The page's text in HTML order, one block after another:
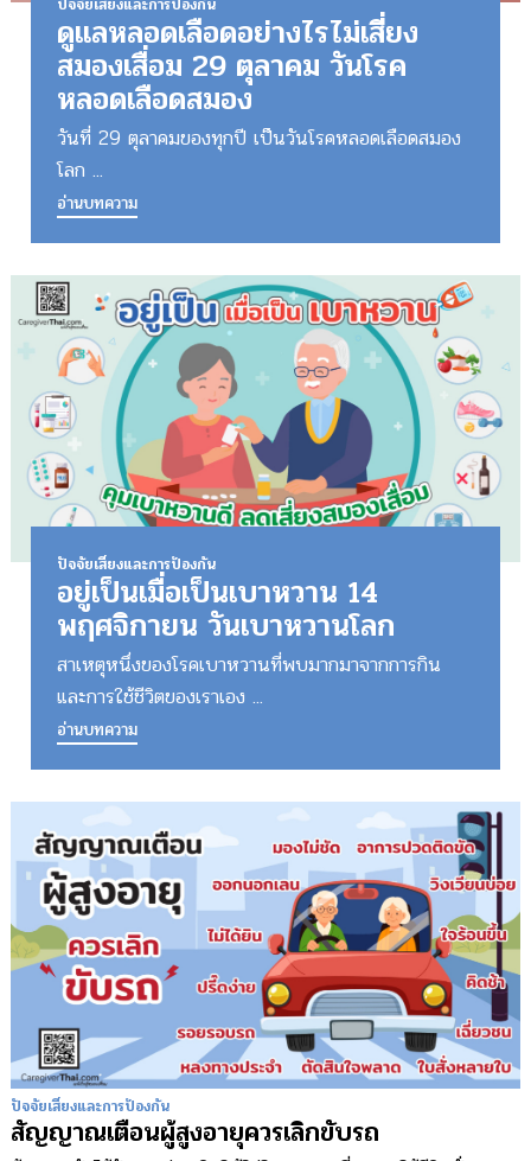
ดูแลหลอดเลือดอย่างไรไม่เสี่ยง
สมองเสื่อม 29 ตุลาคม วันโรค
หลอดเลือดสมอง
วันที่ 29 ตุลาคมของทุกปี เป็นวันโรคหลอดเลือดสมอง
โลก ...
อ่านบทความ
ปัจจัยเสี่ยงและการป้องกัน
อยู่เป็นเมื่อเป็นเบาหวาน 14
พฤศจิกายน วันเบาหวานโลก
สาเหตุหนึ่งของโรคเบาหวานที่พบมากมาจากการกิน
และการใช้ชีวิตของเราเอง ...
อ่านบทความ
ปัจจัยเสี่ยงและการป้องกัน
สัญญาณเตือนผู้สูงอายุควรเลิกขับรถ